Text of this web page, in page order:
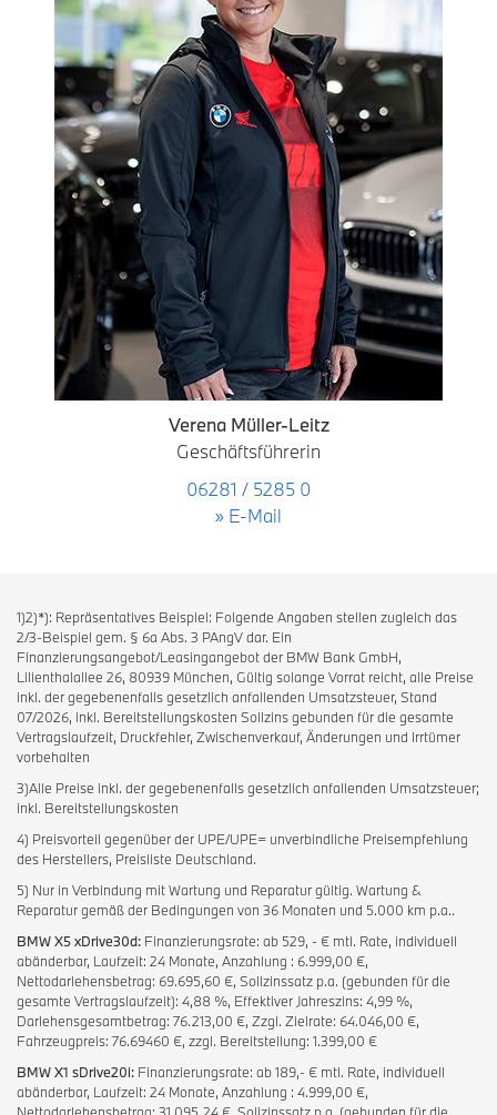
Verena Müller-Leitz
Geschäftsführerin
06281 / 5285 0
» E-Mail
1)2)*): Repräsentatives Beispiel: Folgende Angaben stellen zugleich das
2/3-Beispiel gem. § 6a Abs. 3 PAngV dar. Ein
Finanzierungsangebot/Leasingangebot der BMW Bank GmbH,
Lilienthalallee 26, 80939 München, Gültig solange Vorrat reicht, alle Preise
inkl. der gegebenenfalls gesetzlich anfallenden Umsatzsteuer, Stand
07/2026, inkl. Bereitstellungskosten Sollzins gebunden für die gesamte
Vertragslaufzeit, Druckfehler, Zwischenverkauf, Änderungen und Irrtümer
vorbehalten
3)Alle Preise inkl. der gegebenenfalls gesetzlich anfallenden Umsatzsteuer;
inkl. Bereitstellungskosten
4) Preisvorteil gegenüber der UPE/UPE= unverbindliche Preisempfehlung
des Herstellers, Preisliste Deutschland.
5) Nur in Verbindung mit Wartung und Reparatur gültig. Wartung &
Reparatur gemäß der Bedingungen von 36 Monaten und 5.000 km p.a..
BMW X5 xDrive30d: Finanzierungsrate: ab 529, - € mtl. Rate, individuell
abänderbar, Laufzeit: 24 Monate, Anzahlung : 6.999,00 €,
Nettodarlehensbetrag: 69.695,60 €, Sollzinssatz p.a. (gebunden für die
gesamte Vertragslaufzeit): 4,88 %, Effektiver Jahreszins: 4,99 %,
Darlehensgesamtbetrag: 76.213,00 €, Zzgl. Zielrate: 64.046,00 €,
Fahrzeugpreis: 76.69460 €, zzgl. Bereitstellung: 1.399,00 €
BMW X1 sDrive20i: Finanzierungsrate: ab 189,- € mtl. Rate, individuell
abänderbar, Laufzeit: 24 Monate, Anzahlung : 4.999,00 €,